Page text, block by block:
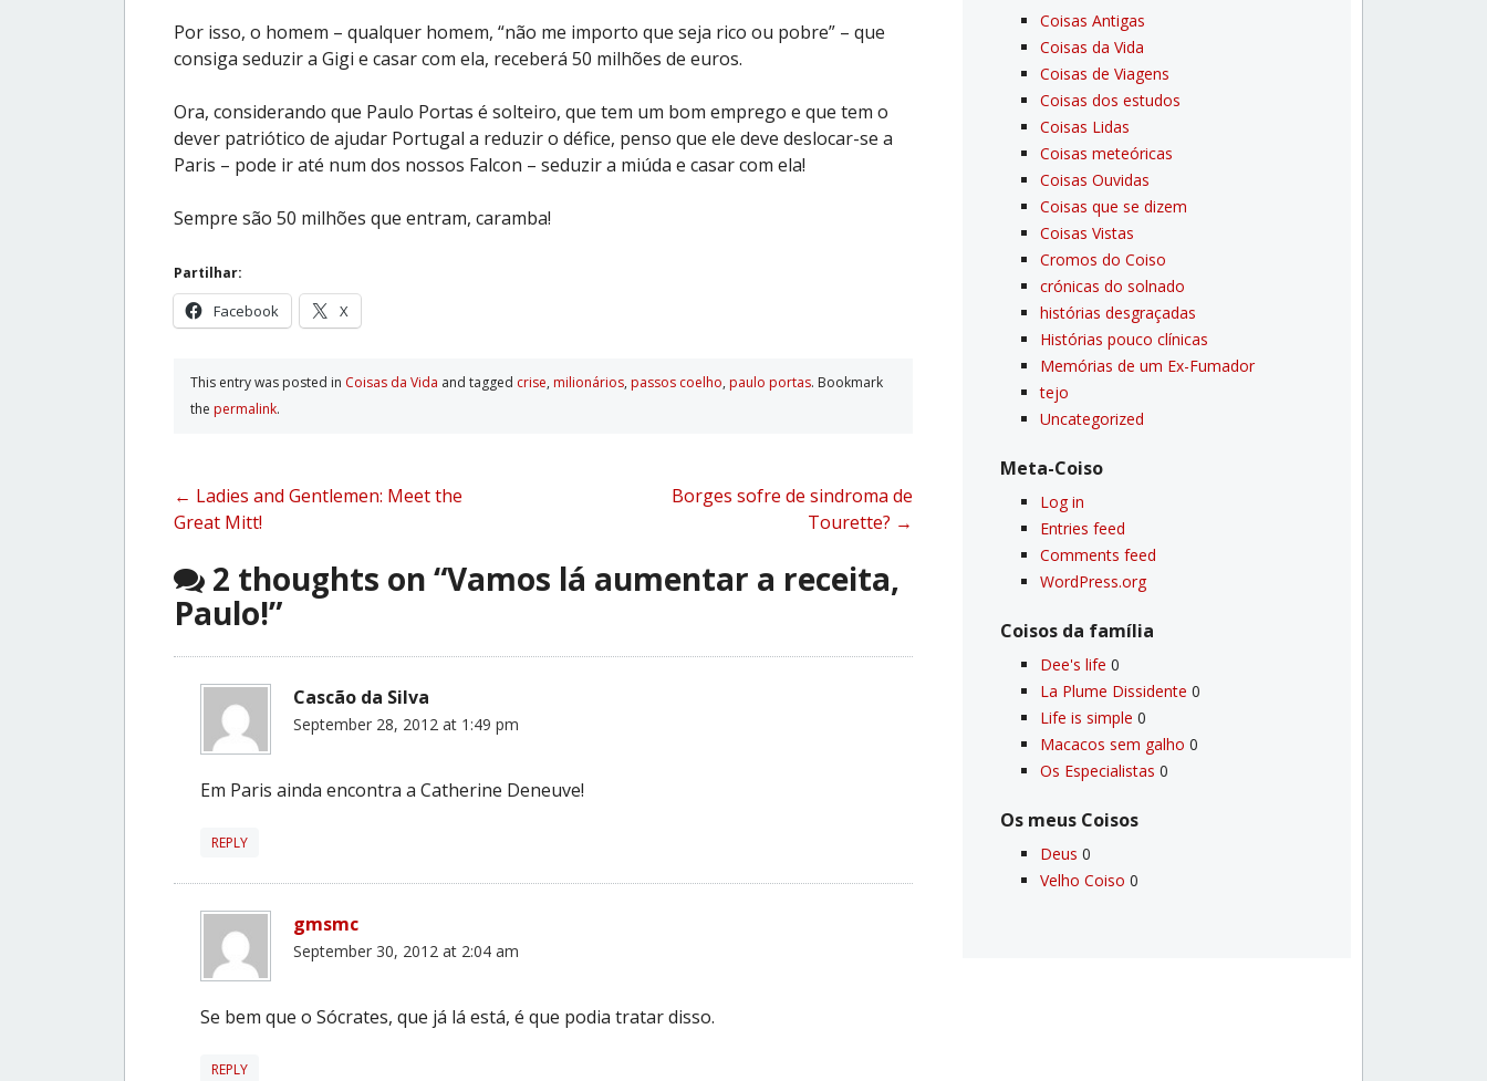
Por isso, o homem – qualquer homem, “não me importo que seja rico ou pobre” – que
consiga seduzir a Gigi e casar com ela, receberá 50 milhões de euros.
Ora, considerando que Paulo Portas é solteiro, que tem um bom emprego e que tem o
dever patriótico de ajudar Portugal a reduzir o défice, penso que ele deve deslocar-se a
Paris – pode ir até num dos nossos Falcon – seduzir a miúda e casar com ela!
Sempre são 50 milhões que entram, caramba!
Partilhar:
Facebook X
This entry was posted in Coisas da Vida and tagged crise, milionários, passos coelho, paulo portas. Bookmark
the permalink.
Post
navigation
← Ladies and Gentlemen: Meet the
Great Mitt!
Borges sofre de sindroma de
Tourette? →
2 thoughts on “Vamos lá aumentar a receita,
Paulo!”
Cascão da Silva
September 28, 2012 at 1:49 pm
Em Paris ainda encontra a Catherine Deneuve!
REPLY
gmsmc
September 30, 2012 at 2:04 am
Se bem que o Sócrates, que já lá está, é que podia tratar disso.
REPLY
Coisas Antigas
Coisas da Vida
Coisas de Viagens
Coisas dos estudos
Coisas Lidas
Coisas meteóricas
Coisas Ouvidas
Coisas que se dizem
Coisas Vistas
Cromos do Coiso
crónicas do solnado
histórias desgraçadas
Histórias pouco clí­nicas
Memórias de um Ex-Fumador
tejo
Uncategorized
Meta-Coiso
Log in
Entries feed
Comments feed
WordPress.org
Coisos da famí­lia
Dee's life 0
La Plume Dissidente 0
Life is simple 0
Macacos sem galho 0
Os Especialistas 0
Os meus Coisos
Deus 0
Velho Coiso 0